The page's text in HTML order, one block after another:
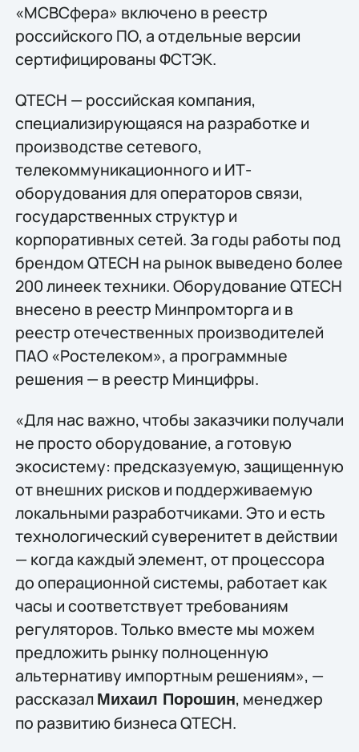
«МСВСфера» включено в реестр
российского ПО, а отдельные версии
сертифицированы ФСТЭК.
QTECH — российская компания,
специализирующаяся на разработке и
производстве сетевого,
телекоммуникационного и ИТ-
оборудования для операторов связи,
государственных структур и
корпоративных сетей. За годы работы под
брендом QTECH на рынок выведено более
200 линеек техники. Оборудование QTECH
внесено в реестр Минпромторга и в
реестр отечественных производителей
ПАО «Ростелеком», а программные
решения — в реестр Минцифры.
«Для нас важно, чтобы заказчики получали
не просто оборудование, а готовую
экосистему: предсказуемую, защищенную
от внешних рисков и поддерживаемую
локальными разработчиками. Это и есть
технологический суверенитет в действии
— когда каждый элемент, от процессора
до операционной системы, работает как
часы и соответствует требованиям
регуляторов. Только вместе мы можем
предложить рынку полноценную
альтернативу импортным решениям», —
рассказал Михаил Порошин, менеджер
по развитию бизнеса QTECH.